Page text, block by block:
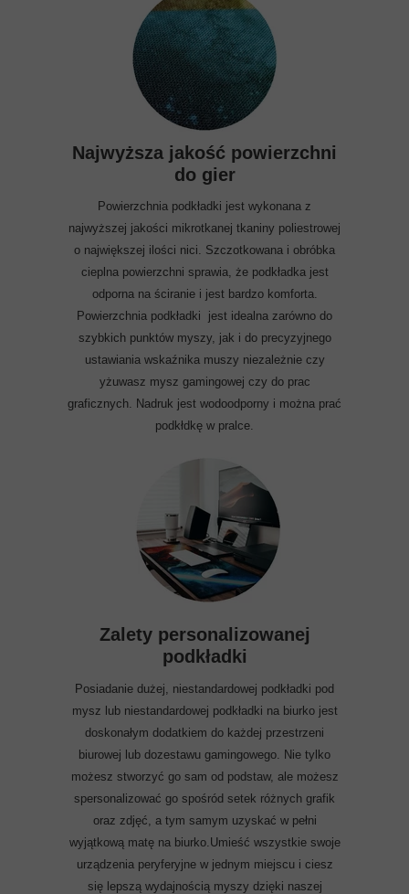
Zalety personalizowanej
podkładki
Posiadanie dużej, niestandardowej podkładki pod
mysz lub niestandardowej podkładki na biurko jest
doskonałym dodatkiem do każdej przestrzeni
biurowej lub dozestawu gamingowego. Nie tylko
możesz stworzyć go sam od podstaw, ale możesz
spersonalizować go spośród setek różnych grafik
oraz zdjęć, a tym samym uzyskać w pełni
wyjątkową matę na biurko.Umieść wszystkie swoje
urządzenia peryferyjne w jednym miejscu i ciesz
się lepszą wydajnością myszy dzięki naszej
Najwyższa jakość powierzchni
do gier
Powierzchnia podkładki jest wykonana z
najwyższej jakości mikrotkanej tkaniny poliestrowej
o największej ilości nici. Szczotkowana i obróbka
cieplna powierzchni sprawia, że podkładka jest
odporna na ściranie i jest bardzo komforta.
Powierzchnia podkładki jest idealna zarówno do
szybkich punktów myszy, jak i do precyzyjnego
ustawiania wskaźnika muszy niezależnie czy
yżuwasz mysz gamingowej czy do prac
graficznych. Nadruk jest wodoodporny i można prać
podkłdkę w pralce.